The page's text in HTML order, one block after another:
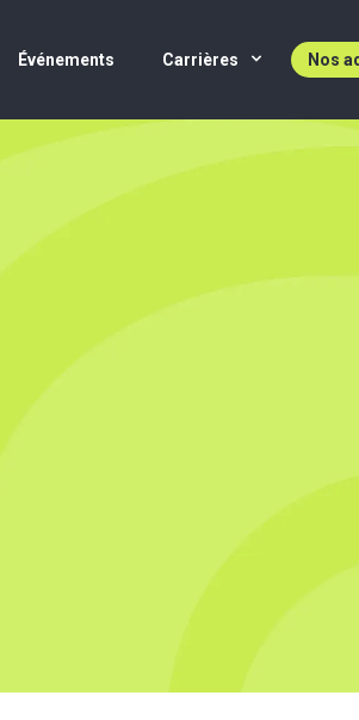
Événements Carrières Nos